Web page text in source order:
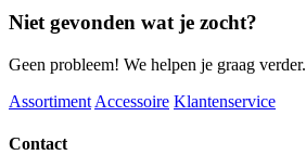
Niet gevonden wat je zocht?
Geen probleem! We helpen je graag verder.
Assortiment Accessoire Klantenservice
Contact